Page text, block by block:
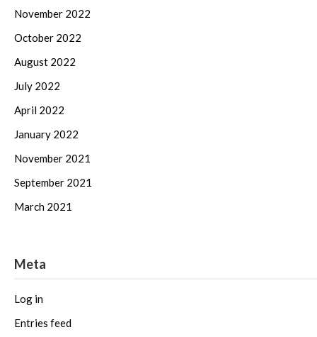
November 2022
October 2022
August 2022
July 2022
April 2022
January 2022
November 2021
September 2021
March 2021
Meta
Log in
Entries feed